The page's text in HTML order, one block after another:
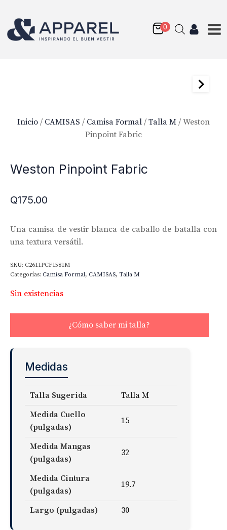
Inicio / CAMISAS / Camisa Formal / Talla M / Weston
Pinpoint Fabric
Weston Pinpoint Fabric
Q175.00
Una camisa de vestir blanca de caballo de batalla con
una textura versátil.
SKU: C2611PCF1581M
Categorías: Camisa Formal, CAMISAS, Talla M
Sin existencias
¿Cómo saber mi talla?
Medidas
Talla Sugerida
Talla M
Medida Cuello
(pulgadas)
15
Medida Mangas
(pulgadas)
32
Medida Cintura
(pulgadas)
19.7
Largo (pulgadas) 30